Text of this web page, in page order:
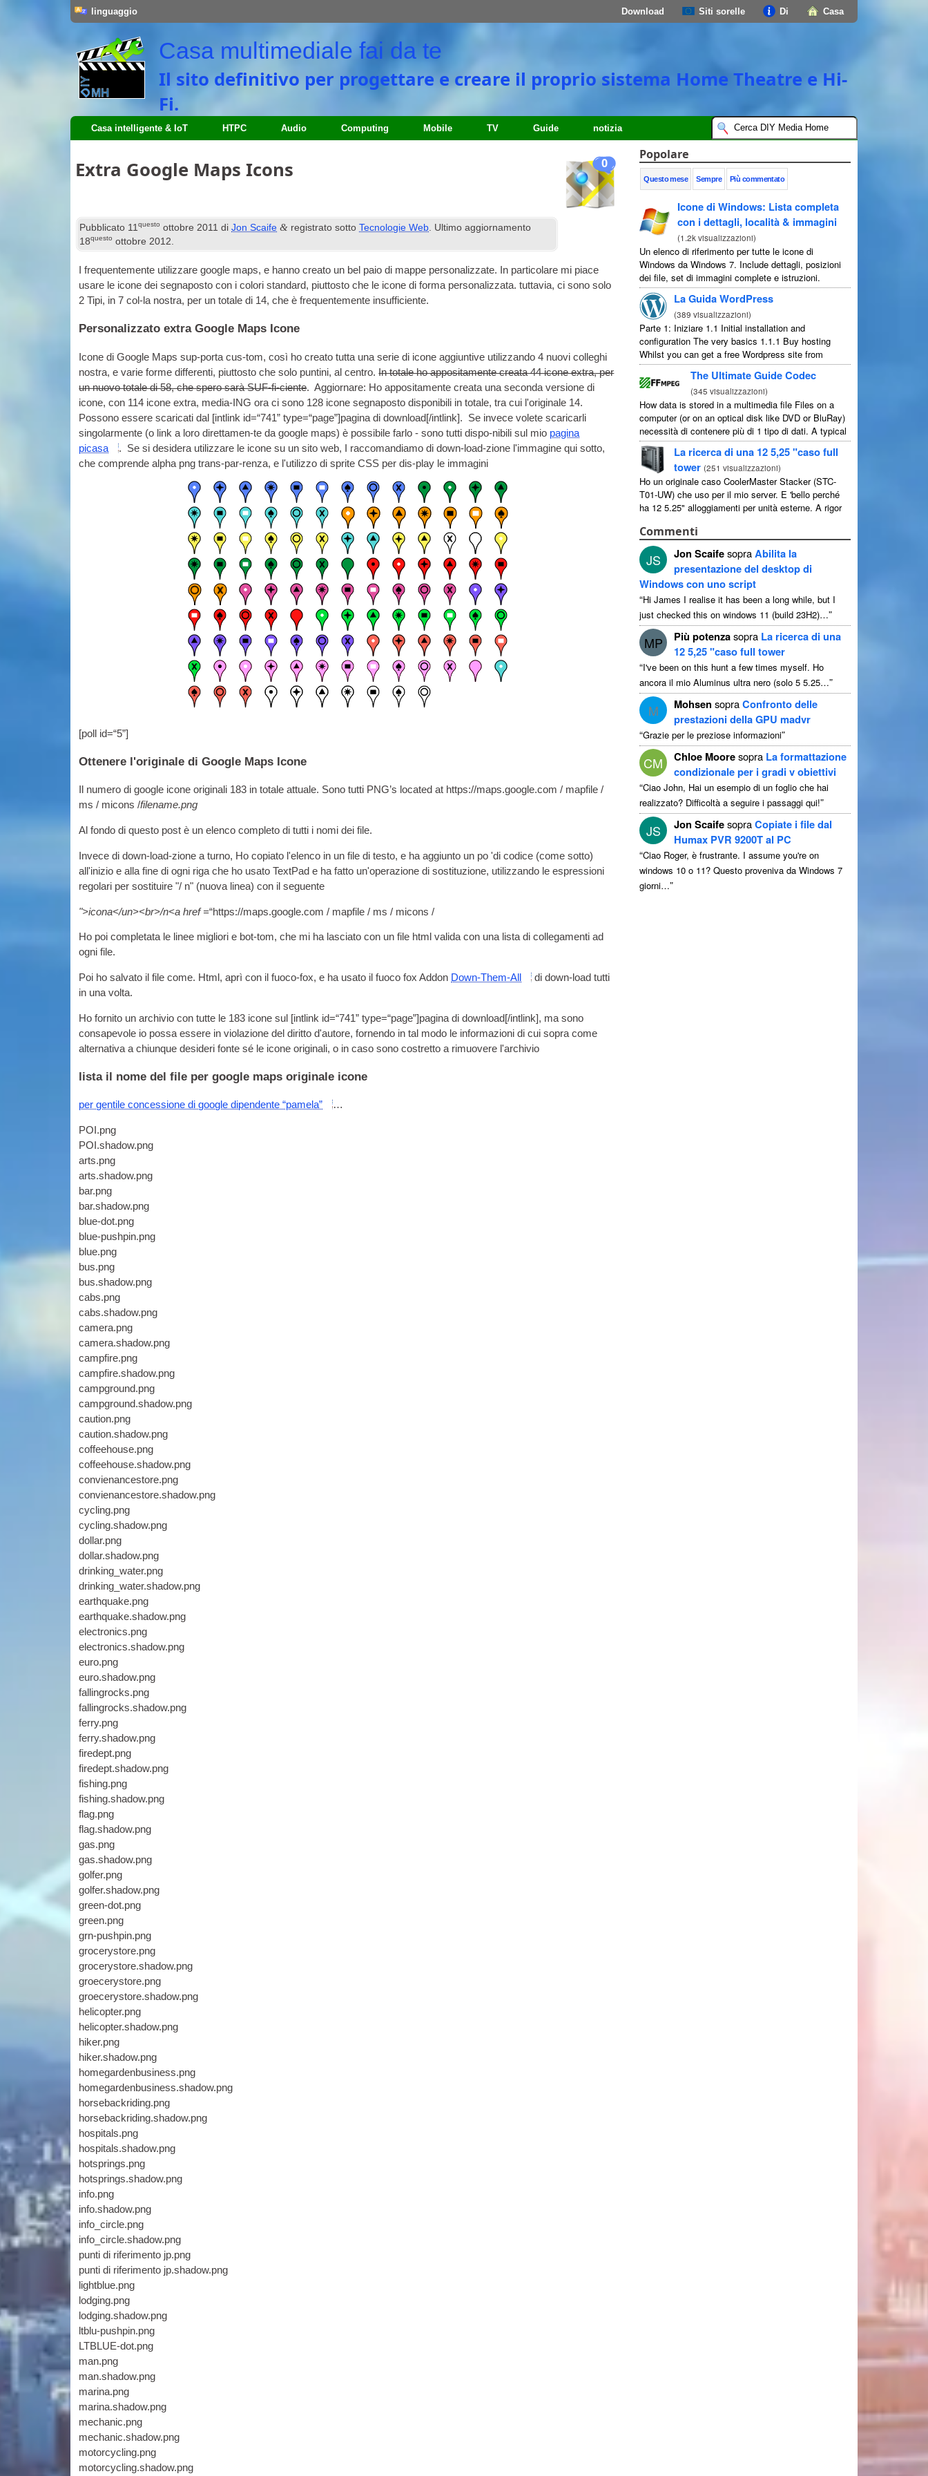
Casa
Di
Siti sorelle
Download
linguaggio
Casa multimediale fai da te
Il sito definitivo per progettare e creare il proprio sistema Home Theatre e Hi-
Fi.
Casa intelligente & IoT HTPC Audio Computing Mobile TV Guide notizia
0
Extra Google Maps Icons
Pubblicato 11questo ottobre 2011 diJon Scaife & registrato sottoTecnologie Web. Ultimo aggiornamento
18questo ottobre 2012.
I frequentemente utilizzare google maps, e hanno creato un bel paio di mappe personalizzate. In particolare mi piace
usare le icone dei segnaposto con i colori standard, piuttosto che le icone di forma personalizzata. tuttavia, ci sono solo
2 Tipi, in 7 col-la nostra, per un totale di 14, che è frequentemente insufficiente.
Personalizzato extra Google Maps Icone
Icone di Google Maps sup-porta cus-tom, così ho creato tutta una serie di icone aggiuntive utilizzando 4 nuovi colleghi
nostra, e varie forme differenti, piuttosto che solo puntini, al centro.In totale ho appositamente creata 44 icone extra, per
un nuovo totale di 58, che spero sarà SUF-fi-ciente. Aggiornare: Ho appositamente creata una seconda versione di
icone, con 114 icone extra, media-ING ora ci sono 128 icone segnaposto disponibili in totale, tra cui l'originale 14.
Possono essere scaricati dal [int­link id=“741” type=“page”]pagina di download[/intlink]. Se invece volete scaricarli
singolarmente (o link a loro direttamen-te da google maps) è possibile farlo - sono tutti dispo-nibili sul mio pagina
picasa
. Se si desidera utilizzare le icone su un sito web, I raccomandiamo di down-load-zione l'immagine qui sotto,
che comprende alpha png trans-par-renza, e l'utilizzo di sprite CSS per dis-play le immagini
[poll id=“5”]
Ottenere l'originale di Google Maps Icone
Il numero di google icone originali 183 in totale attuale. Sono tutti PNG’s loc­ated at https://maps.google.com / mapfile /
ms / micons /filename.png
Al fondo di questo post è un elenco completo di tutti i nomi dei file.
Invece di down-load-zione a turno, Ho copiato l'elenco in un file di testo, e ha aggiunto un po 'di codice (come sotto)
all'inizio e alla fine di ogni riga che ho usato TextPad e ha fatto un'operazione di sostituzione, utilizzando le espressioni
regolari per sostituire "/ n" (nuova linea) con il seguente
">icona</un><br>/n<a href =“https://maps.google.com / mapfile / ms / micons /
Ho poi completata le linee migliori e bot-tom, che mi ha lasciato con un file html valida con una lista di collegamenti ad
ogni file.
Poi ho salvato il file come. Html, aprì con il fuoco-fox, e ha usato il fuoco fox Addon Down-Them-All
di down-load tutti
in una volta.
Ho fornito un archivio con tutte le 183 icone sul [int­link id=“741” type=“page”]pagina di download[/intlink], ma sono
consapevole io possa essere in violazione del diritto d'autore, fornendo in tal modo le informazioni di cui sopra come
alternativa a chiunque desideri fonte sé le icone originali, o in caso sono costretto a rimuovere l'archivio
lista il nome del file per google maps originale icone
per gentile concessione di google dipendente “pamela” …
POI.png
POI.shadow.png
arts.png
arts.shadow.png
bar.png
bar.shadow.png
blue-dot.png
blue-pushpin.png
blue.png
bus.png
bus.shadow.png
cabs.png
cabs.shadow.png
camera.png
camera.shadow.png
campfire.png
campfire.shadow.png
campground.png
campground.shadow.png
caution.png
caution.shadow.png
coffeehouse.png
coffeehouse.shadow.png
convienancestore.png
convienancestore.shadow.png
cycling.png
cycling.shadow.png
dollar.png
dollar.shadow.png
drinking_water.png
drinking_water.shadow.png
earthquake.png
earthquake.shadow.png
electronics.png
electronics.shadow.png
euro.png
euro.shadow.png
fallingrocks.png
fallingrocks.shadow.png
ferry.png
ferry.shadow.png
firedept.png
firedept.shadow.png
fishing.png
fishing.shadow.png
flag.png
flag.shadow.png
gas.png
gas.shadow.png
golfer.png
golfer.shadow.png
green-dot.png
green.png
grn-pushpin.png
grocerystore.png
grocerystore.shadow.png
groecerystore.png
groecerystore.shadow.png
helicopter.png
helicopter.shadow.png
hiker.png
hiker.shadow.png
homegardenbusiness.png
homegardenbusiness.shadow.png
horsebackriding.png
horsebackriding.shadow.png
hospitals.png
hospitals.shadow.png
hotsprings.png
hotsprings.shadow.png
info.png
info.shadow.png
info_circle.png
info_circle.shadow.png
punti di riferimento jp.png
punti di riferimento jp.shadow.png
lightblue.png
lodging.png
lodging.shadow.png
ltblu-pushpin.png
LTBLUE-dot.png
man.png
man.shadow.png
marina.png
marina.shadow.png
mechanic.png
mechanic.shadow.png
motorcycling.png
motorcycling.shadow.png
Popolare
Questo mese Sempre Più commentato
Icone di Windows: Lista completa
con i dettagli, località & immagini
(1.2k visualizzazioni)
Un elenco di riferimento per tutte le icone di
Windows da Windows 7. Include dettagli, posizioni
dei file, set di immagini complete e istruzioni.
La Guida WordPress
(389 visualizzazioni)
Parte 1: Iniziare 1.1 Initial installation and
configuration The very basics 1.1.1 Buy hosting
Whilst you can get a free Wordpress site from
wordpress.com,you lose some control and you
have to serve their...
The Ultimate Guide Codec
(345 visualizzazioni)
How data is stored in a multimedia file Files on a
computer(or on an optical disk like DVD or BluRay)
necessità di contenere più di 1 tipo di dati.A typical
movie will include...
La ricerca di una 12 5,25 "caso full
tower (251 visualizzazioni)
Ho un originale caso CoolerMaster Stacker (STC-
T01-UW) che uso per il mio server. E 'bello perché
ha 12 5.25" alloggiamenti per unità esterne. A rigor
Commenti
JS Jon ScaifesopraAbilita la
presentazione del desktop di
Windows con uno script
“Hi James I realise it has been a long while,but I
just checked this on windows 11 (build 23H2)…”
MP Più potenzasopra La ricerca di una
12 5,25 "caso full tower
“I've been on this hunt a few times myself. Ho
ancora il mio Aluminus ultra nero (solo 5 5.25…”
M Mohsen sopraConfronto delle
prestazioni della GPU madvr
“Grazie per le preziose informazioni”
CM Chloe Mooresopra La formattazione
condizionale per i gradi v obiettivi
“Ciao John, Hai un esempio di un foglio che hai
realizzato? Difficoltà a seguire i passaggi qui!”
JS Jon ScaifesopraCopiate i file dal
Humax PVR 9200T al PC
“Ciao Roger, è frustrante. I assume you're on
windows 10 o 11? Questo proveniva da Windows 7
giorni…”